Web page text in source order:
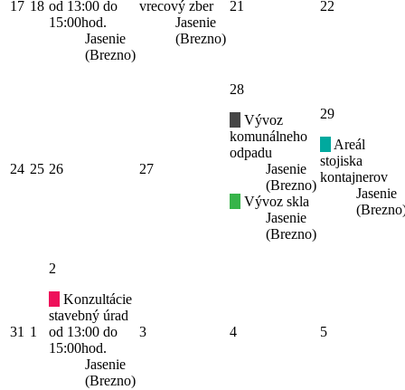
17 18 od 13:00 do
15:00hod.
Jasenie
(Brezno)
vrecový zber
Jasenie
(Brezno)
21 22
24 25 26 27
28
Vývoz
komunálneho
odpadu
Jasenie
(Brezno)
Vývoz skla
Jasenie
(Brezno)
29
Areál
stojiska
kontajnerov
Jasenie
31 1
2
Konzultácie
stavebný úrad
od 13:00 do
15:00hod.
Jasenie
(Brezno)
3 4 5